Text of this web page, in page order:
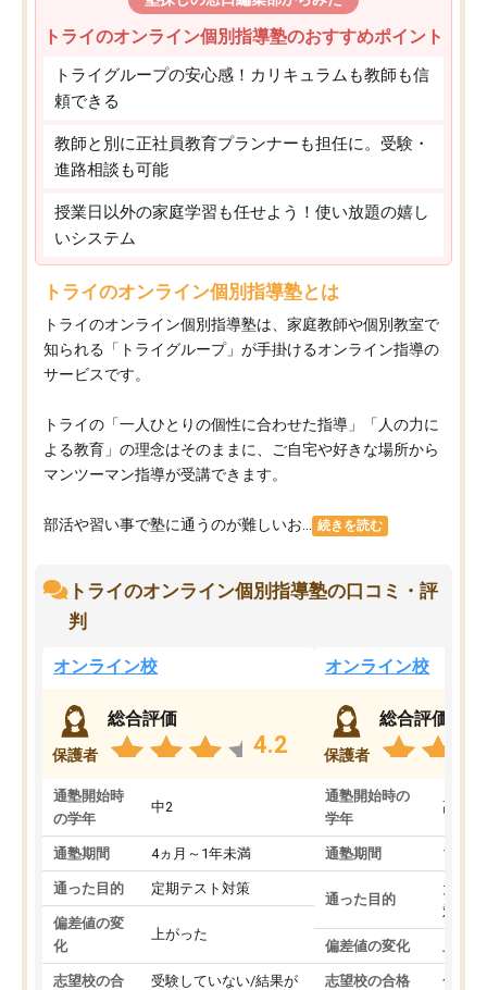
トライのオンライン個別指導塾のおすすめポイント
トライグループの安心感！カリキュラムも教師も信
頼できる
教師と別に正社員教育プランナーも担任に。受験・
進路相談も可能
授業日以外の家庭学習も任せよう！使い放題の嬉し
いシステム
トライのオンライン個別指導塾とは
トライのオンライン個別指導塾は、家庭教師や個別教室で
知られる「トライグループ」が手掛けるオンライン指導の
サービスです。
トライの「一人ひとりの個性に合わせた指導」「人の力に
よる教育」の理念はそのままに、ご自宅や好きな場所から
マンツーマン指導が受講できます。
部活や習い事で塾に通うのが難しいお... 続きを読む
トライのオンライン個別指導塾の口コミ・評
判
オンライン校
保護者
総合評価
4.2
通塾開始時
の学年
中2
通塾期間 4ヵ月～1年未満
通った目的 定期テスト対策
偏差値の変
化
上がった
志望校の合
受験していない/結果が
オンライン校
保護者
総合評価
通塾開始時の
学年
高3
通塾期間 1～3
通った目的
大学
対策
偏差値の変化
志望校の合格 合格